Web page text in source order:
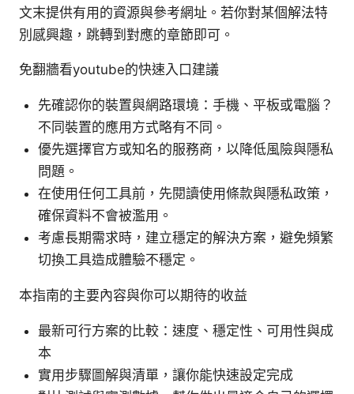
文末提供有用的資源與參考網址。若你對某個解法特
別感興趣，跳轉到對應的章節即可。
免翻牆看youtube的快速入口建議
先確認你的裝置與網路環境：手機、平板或電腦？
不同裝置的應用方式略有不同。
優先選擇官方或知名的服務商，以降低風險與隱私
問題。
在使用任何工具前，先閱讀使用條款與隱私政策，
確保資料不會被濫用。
考慮長期需求時，建立穩定的解決方案，避免頻繁
切換工具造成體驗不穩定。
本指南的主要內容與你可以期待的收益
最新可行方案的比較：速度、穩定性、可用性與成
本
實用步驟圖解與清單，讓你能快速設定完成